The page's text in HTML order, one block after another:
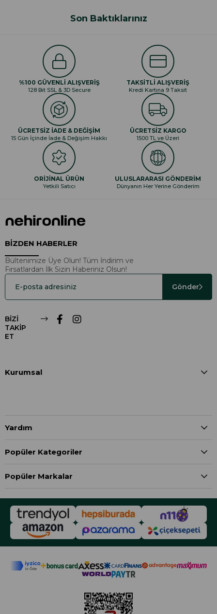
Son Baktıklarınız
%100 GÜVENLİ ALIŞVERİŞ
128 Bit SSL & 3D Secure
TAKSİTLİ ALIŞVERİŞ
Kredi Kartına 9 Taksit
ÜCRETSİZ İADE & DEĞİŞİM
15 Gün İçinde İade & Değişim Hakkı
ÜCRETSİZ KARGO
1500 TL ve Üzeri
ORİJİNAL ÜRÜN
Yetkili Satıcı
ULUSLARARASI GÖNDERİM
Dünyanın Her Yerine Gönderim
BİZDEN HABERLER
Bültenimize Üye Olun! Tüm İndirim ve
Fırsatlardan İlk Sizin Haberiniz Olsun!
Gönder
BİZİ
TAKİP
ET
Kurumsal
Yardım
Popüler Kategoriler
Popüler Markalar